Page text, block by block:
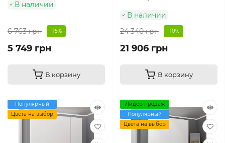
В наличии
6 763 грн -15%
5 749 грн
В корзину
В наличии
24 340 грн
-10%
21 906 грн
В корзину
Популярный
Цвета на выбор
Лидер продаж
Популярный
Цвета на выбор